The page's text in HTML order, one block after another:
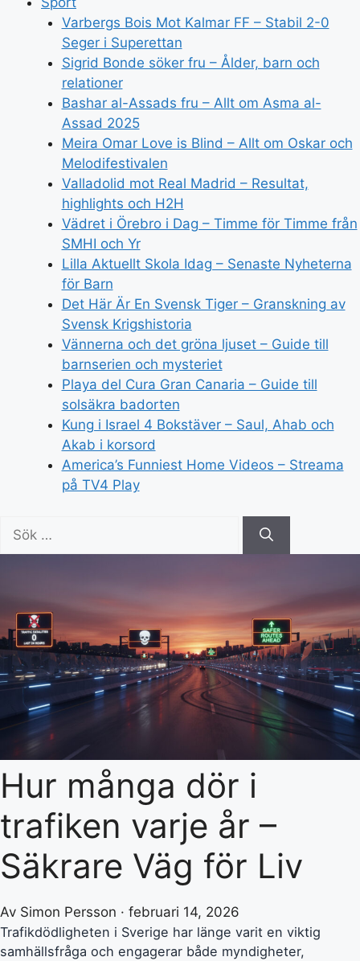
Varbergs Bois Mot Kalmar FF – Stabil 2-0
Seger i Superettan
Sigrid Bonde söker fru – Ålder, barn och
relationer
Bashar al-Assads fru – Allt om Asma al-
Assad 2025
Meira Omar Love is Blind – Allt om Oskar och
Melodifestivalen
Valladolid mot Real Madrid – Resultat,
highlights och H2H
Vädret i Örebro i Dag – Timme för Timme från
SMHI och Yr
Lilla Aktuellt Skola Idag – Senaste Nyheterna
för Barn
Det Här Är En Svensk Tiger – Granskning av
Svensk Krigshistoria
Vännerna och det gröna ljuset – Guide till
barnserien och mysteriet
Playa del Cura Gran Canaria – Guide till
solsäkra badorten
Kung i Israel 4 Bokstäver – Saul, Ahab och
Akab i korsord
America’s Funniest Home Videos – Streama
på TV4 Play
efter:
Hur många dör i
trafiken varje år –
Säkrare Väg för Liv
Av Simon Persson · februari 14, 2026
Trafikdödligheten i Sverige har länge varit en viktig
samhällsfråga och engagerar både myndigheter,